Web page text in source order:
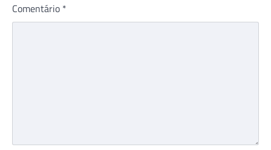
Comentário *